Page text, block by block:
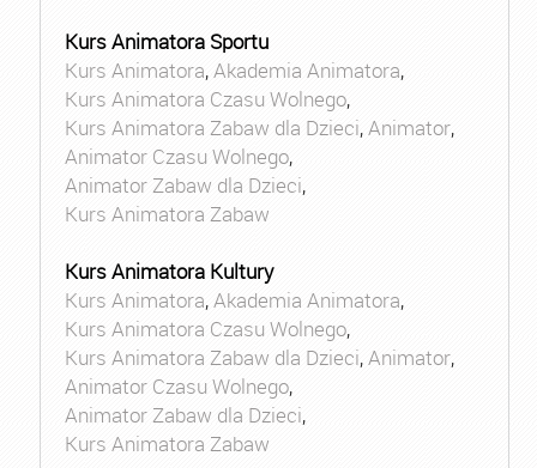
Kurs Animatora Sportu
Kurs Animatora,Akademia Animatora,
Kurs Animatora Czasu Wolnego,
Kurs Animatora Zabaw dla Dzieci,Animator,
Animator Czasu Wolnego,
Animator Zabaw dla Dzieci,
Kurs Animatora Zabaw
Kurs Animatora Kultury
Kurs Animatora,Akademia Animatora,
Kurs Animatora Czasu Wolnego,
Kurs Animatora Zabaw dla Dzieci,Animator,
Animator Czasu Wolnego,
Animator Zabaw dla Dzieci,
Kurs Animatora Zabaw